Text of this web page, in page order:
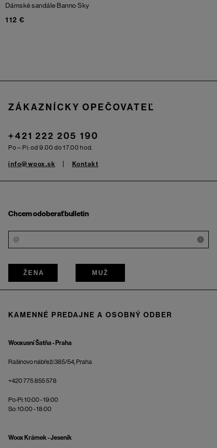
Dámské sandále BannoSky
112 €
ZÁKAZNÍCKY OPEČOVATEĽ
+421 222 205 190
Po – Pi: od 9.00 do 17.00 hod.
info@woox.sk Kontakt
Chcem odoberať bulletin
i
ŽENA MUŽ
KAMENNÉ PREDAJNE A OSOBNÝ ODBER
Wooxusní Šatňa - Praha
Rašínovo nábřeží 385/54, Praha
+420 775 855 578
Po-Pi: 10:00 - 19:00
So: 10:00 - 18:00
Woox Krámek - Jeseník